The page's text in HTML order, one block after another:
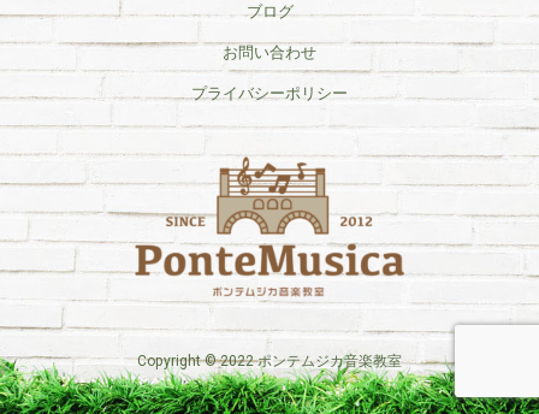
ブログ
お問い合わせ
プライバシーポリシー
Copyright © 2022 ポンテムジカ音楽教室